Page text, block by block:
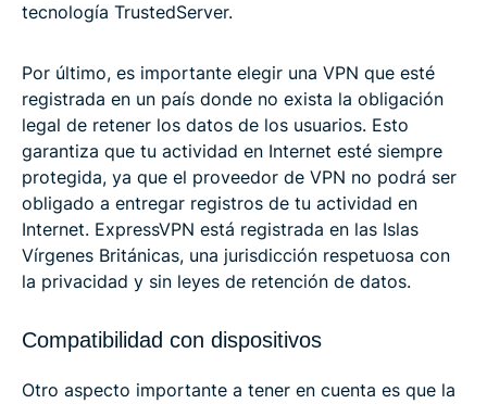
tecnología TrustedServer.
Por último, es importante elegir una VPN que esté
registrada en un país donde no exista la obligación
legal de retener los datos de los usuarios. Esto
garantiza que tu actividad en Internet esté siempre
protegida, ya que el proveedor de VPN no podrá ser
obligado a entregar registros de tu actividad en
Internet. ExpressVPN está registrada en las Islas
Vírgenes Británicas, una jurisdicción respetuosa con
la privacidad y sin leyes de retención de datos.
Compatibilidad con dispositivos
Otro aspecto importante a tener en cuenta es que la